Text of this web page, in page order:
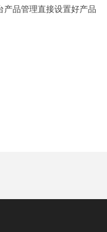
产品管理直接设置好产品